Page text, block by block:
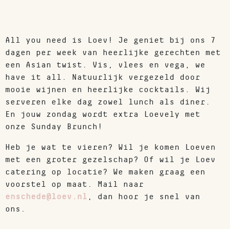
Oude
Markt
3A
7511
GA
Enschede
enschede@loev.nl
053
483
7763
All you need is Loev! Je geniet bij ons 7
dagen per week van heerlijke gerechten met
een Asian twist. Vis, vlees en vega, we
have it all. Natuurlijk vergezeld door
mooie wijnen en heerlijke cocktails. Wij
serveren elke dag zowel lunch als diner.
En jouw zondag wordt extra Loevely met
onze Sunday Brunch!
Heb je wat te vieren? Wil je komen Loeven
met een groter gezelschap? Of wil je Loev
catering op locatie? We maken graag een
voorstel op maat. Mail naar
enschede@loev.nl , dan hoor je snel van
ons.